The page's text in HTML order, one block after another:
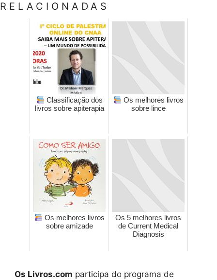
RELACIONADAS
Classificação dos
livros sobre apiterapia
Os melhores livros
sobre lince
Os melhores livros
sobre amizade
Os 5 melhores livros
de Current Medical
Diagnosis
Os Livros.com participa do programa de